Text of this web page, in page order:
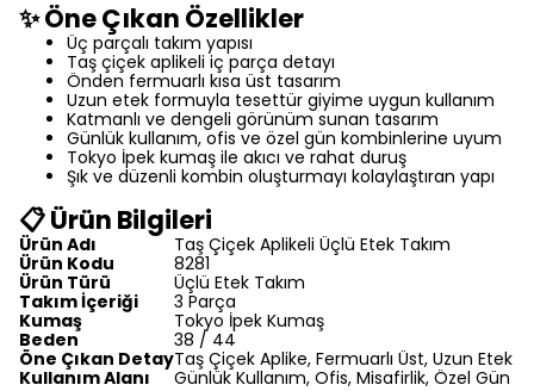
✨ Öne Çıkan Özellikler
Üç parçalı takım yapısı
Taş çiçek aplikeli iç parça detayı
Önden fermuarlı kısa üst tasarım
Uzun etek formuyla tesettür giyime uygun kullanım
Katmanlı ve dengeli görünüm sunan tasarım
Günlük kullanım, ofis ve özel gün kombinlerine uyum
Tokyo İpek kumaş ile akıcı ve rahat duruş
Şık ve düzenli kombin oluşturmayı kolaylaştıran yapı
📋 Ürün Bilgileri
Ürün Adı
Taş Çiçek Aplikeli Üçlü Etek Takım
Ürün Kodu
8281
Ürün Türü
Üçlü Etek Takım
Takım İçeriği
3 Parça
Kumaş
Tokyo İpek Kumaş
Beden
38 / 44
Öne Çıkan DetayTaş Çiçek Aplike, Fermuarlı Üst, Uzun Etek
Kullanım Alanı
Günlük Kullanım, Ofis, Misafirlik, Özel Gün